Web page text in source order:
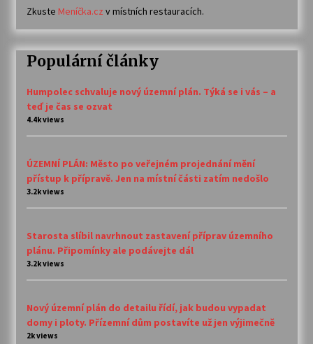
Zkuste Meníčka.cz v místních restauracích.
Populární články
Humpolec schvaluje nový územní plán. Týká se i vás – a
teď je čas se ozvat
4.4k views
ÚZEMNÍ PLÁN: Město po veřejném projednání mění
přístup k přípravě. Jen na místní části zatím nedošlo
3.2k views
Starosta slíbil navrhnout zastavení příprav územního
plánu. Připomínky ale podávejte dál
3.2k views
Nový územní plán do detailu řídí, jak budou vypadat
domy i ploty. Přízemní dům postavíte už jen výjimečně
2k views